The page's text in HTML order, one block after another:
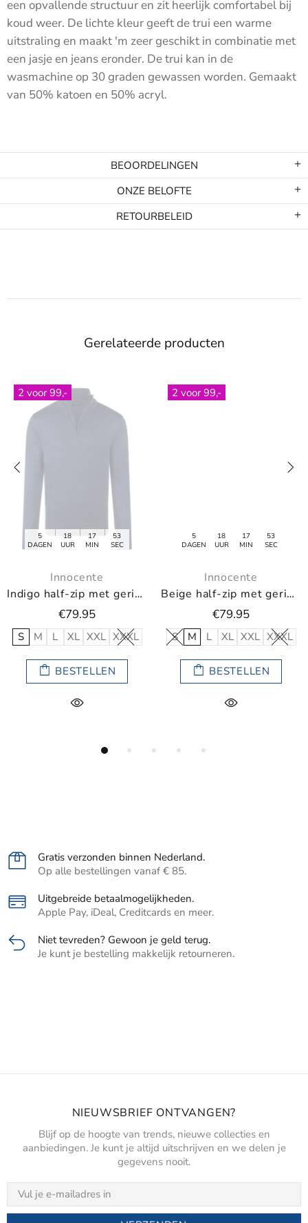
een opvallende structuur en zit heerlijk comfortabel bij
koud weer. De lichte kleur geeft de trui een warme
uitstraling en maakt 'm zeer geschikt in combinatie met
een jasje en jeans eronder. De trui kan in de
wasmachine op 30 graden gewassen worden. Gemaakt
van 50% katoen en 50% acryl.
BEOORDELINGEN
ONZE BELOFTE
RETOURBELEID
Gerelateerde producten
2 voor 99,-
5
DAGEN
18
UUR
17
MIN
Innocente
€79.95
S M L XL XXL XXXL
BESTELLEN
2 voor 99,-
DAGEN
UUR
MIN
Innocente
€79.95
S M L XL XXL
BESTELLEN
Gratis verzonden binnen Nederland.
Op alle bestellingen vanaf € 85.
Uitgebreide betaalmogelijkheden.
Apple Pay, iDeal, Creditcards en meer.
Niet tevreden? Gewoon je geld terug.
Je kunt je bestelling makkelijk retourneren.
NIEUWSBRIEF ONTVANGEN?
Blijf op de hoogte van trends, nieuwe collecties en
aanbiedingen. Je kunt je altijd uitschrijven en we delen je
gegevens nooit.